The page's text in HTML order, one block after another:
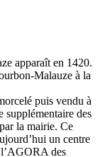
apparaît en 1420.
Malauze à la
puis vendu à
supplémentaire des
la mairie. Ce
un centre
l’AGORA des